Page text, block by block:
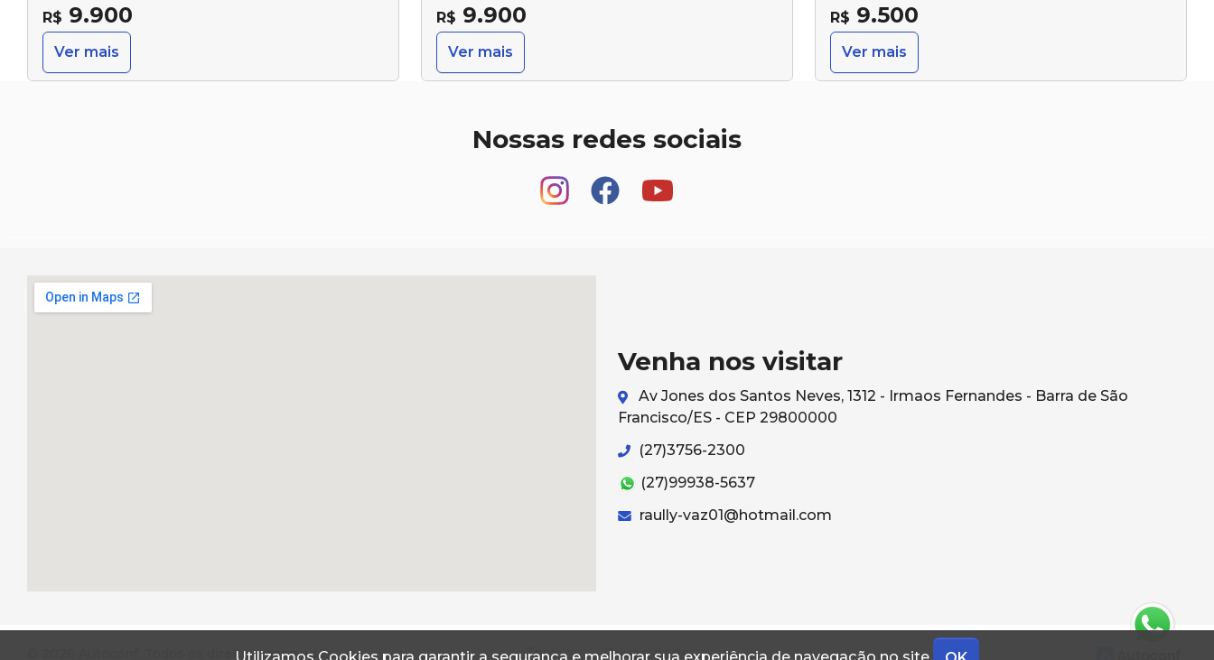
R$ 9.900
Ver mais
R$ 9.900
Ver mais
R$ 9.500
Ver mais
Nossas redes sociais
Venha nos visitar
Av Jones dos Santos Neves, 1312 - Irmaos Fernandes - Barra de São
Francisco/ES - CEP 29800000
(27)3756-2300
(27)99938-5637
raully-vaz01@hotmail.com
© 2026 Autoconf. Todos os direitos reservados. Termos Privacidade